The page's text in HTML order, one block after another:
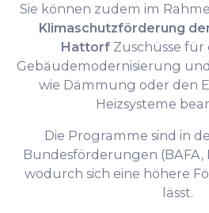
Sie können zudem im
Klimaschutzförderung
HattorfZuschüsse für
Gebäudemodernisierung
wie Dämmung oder den
Heizsysteme
Die Programme sind in
Bundesförderungen (BAFA,
wodurch sich eine höhere
lässt.